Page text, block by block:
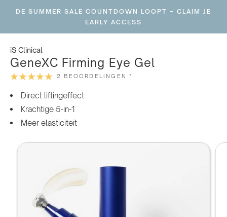
DE SUMMER SALE COUNTDOWN LOOPT – CLAIM JE
EARLY ACCESS
iS Clinical
GeneXC Firming Eye Gel
2 BEOORDELINGEN *
Direct liftingeffect
Krachtige 5-in-1
Meer elasticiteit